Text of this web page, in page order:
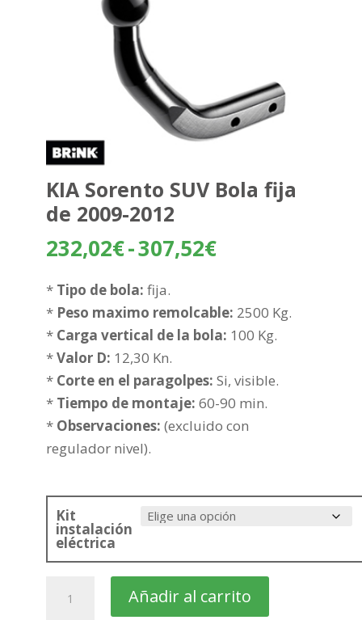
KIA Sorento SUV Bola fija
de 2009-2012
232,02€-307,52€Rango
desde
232,02€
307,52€
* Tipo de bola: fija.
* Peso maximo remolcable: 2500 Kg.
* Carga vertical de la bola: 100 Kg.
*Valor D: 12,30 Kn.
* Corte en el paragolpes: Si, visible.
* Tiempo de montaje: 60-90 min.
* Observaciones: (excluido con
regulador nivel).
Kit
instalación
eléctrica
Sorento
Añadir al carrito